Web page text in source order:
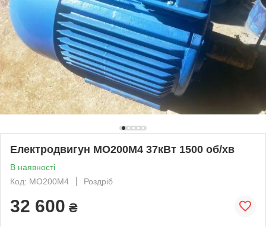
Електродвигун МО200М4 37кВт 1500 об/хв
В наявності
Код: МО200М4
Роздріб
32 600 ₴